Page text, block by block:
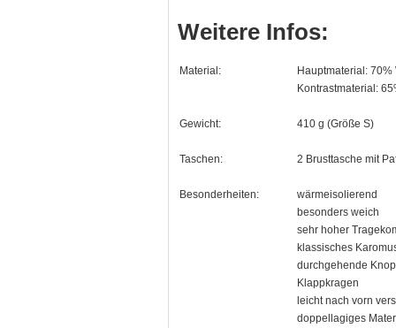
Weitere Infos:
Material:
Hauptmaterial:
Kontrastmaterial:
Gewicht: 410 g (Größe S)
Taschen: 2 Brusttasche mit
Besonderheiten:
wärmeisolierend
besonders weich
sehr hoher
klassisches
durchgehende
Klappkragen
leicht nach vorn
doppellagiges